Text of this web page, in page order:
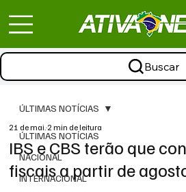
Buscar
ÚLTIMAS NOTÍCIAS
NACIONAL
INTERNACIONAL
ÚLTIMAS NOTÍCIAS
IBS e CBS terão que
fiscais a partir de
21 de mai.2 min de leitura